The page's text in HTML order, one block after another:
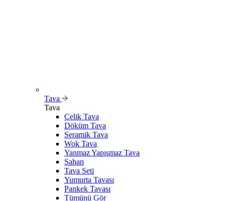
Tava
Tava
Çelik Tava
Döküm Tava
Seramik Tava
Wok Tava
Yanmaz Yapışmaz Tava
Sahan
Tava Seti
Yumurta Tavası
Pankek Tavası
Tümünü Gör